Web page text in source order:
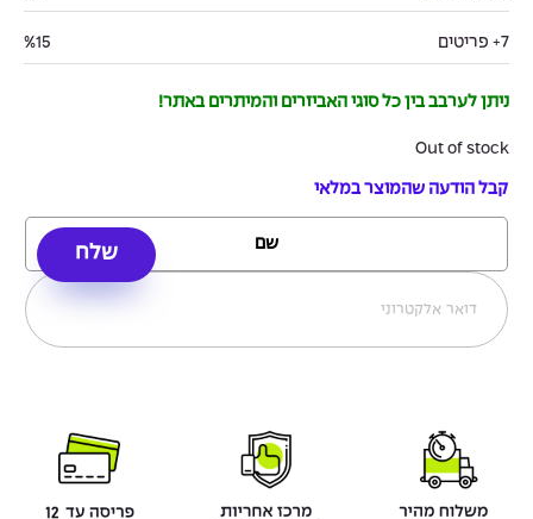
7+ פריטים %15
ניתן לערבב בין כל סוגי האביזרים והמיתרים באתר!
Out of stock
קבל הודעה שהמוצר במלאי